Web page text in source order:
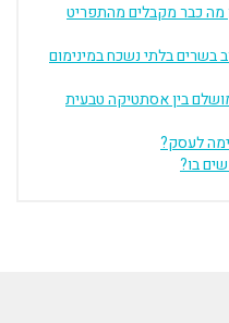
מה כבר מקבלים מהתפריט
בשרים בלתי נשכח במינימום
בין אסתטיקה טבעית
בו?